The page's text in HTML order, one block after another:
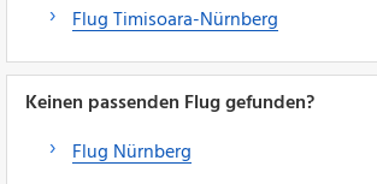
Flug Timisoara-Nürnberg
Keinen passenden Flug gefunden?
Flug Nürnberg